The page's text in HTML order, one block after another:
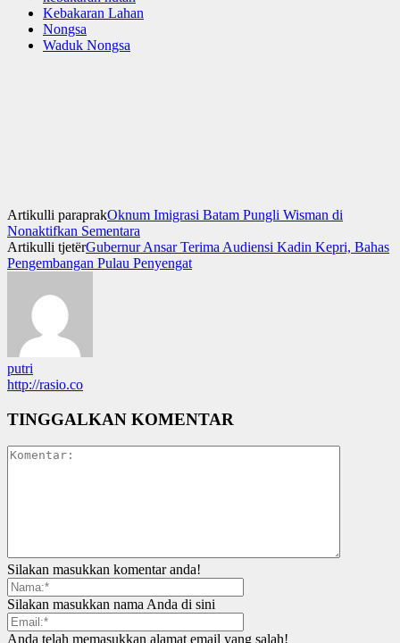
Kebakaran Lahan
Nongsa
Waduk Nongsa
Artikulli paraprakOknum Imigrasi Batam Pungli Wisman di
Nonaktifkan Sementara
Artikulli tjetërGubernur Ansar Terima Audiensi Kadin Kepri, Bahas
Pengembangan Pulau Penyengat
putri
http://rasio.co
TINGGALKAN KOMENTAR
Silakan masukkan komentar anda!
Silakan masukkan nama Anda di sini
Anda telah memasukkan alamat email yang salah!